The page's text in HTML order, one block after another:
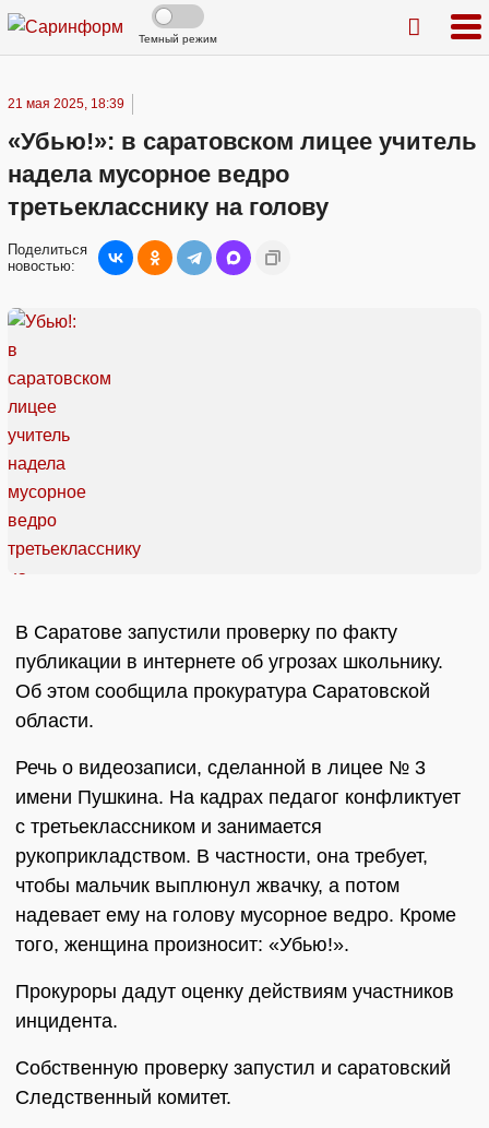
Темный режим
21 мая 2025, 18:39
«Убью!»: в саратовском лицее учитель
надела мусорное ведро
третьекласснику на голову
Поделиться
новостью:
В Саратове запустили проверку по факту
публикации в интернете об угрозах школьнику.
Об этом сообщила прокуратура Саратовской
области.
Речь о видеозаписи, сделанной в лицее № 3
имени Пушкина. На кадрах педагог конфликтует
с третьеклассником и занимается
рукоприкладством. В частности, она требует,
чтобы мальчик выплюнул жвачку, а потом
надевает ему на голову мусорное ведро. Кроме
того, женщина произносит: «Убью!».
Прокуроры дадут оценку действиям участников
инцидента.
Собственную проверку запустил и саратовский
Следственный комитет.